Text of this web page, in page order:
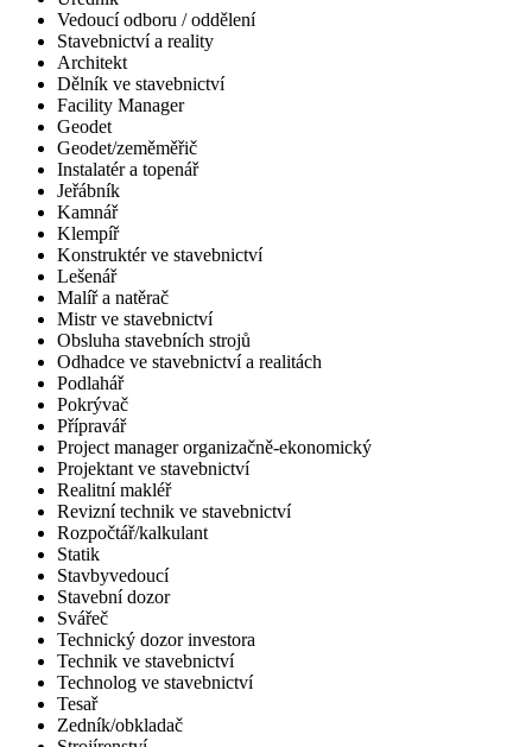
Vedoucí odboru / oddělení
Stavebnictví a reality
Architekt
Dělník ve stavebnictví
Facility Manager
Geodet
Geodet/zeměměřič
Instalatér a topenář
Jeřábník
Kamnář
Klempíř
Konstruktér ve stavebnictví
Lešenář
Malíř a natěrač
Mistr ve stavebnictví
Obsluha stavebních strojů
Odhadce ve stavebnictví a realitách
Podlahář
Pokrývač
Přípravář
Project manager organizačně-ekonomický
Projektant ve stavebnictví
Realitní makléř
Revizní technik ve stavebnictví
Rozpočtář/kalkulant
Statik
Stavbyvedoucí
Stavební dozor
Svářeč
Technický dozor investora
Technik ve stavebnictví
Technolog ve stavebnictví
Tesař
Zedník/obkladač